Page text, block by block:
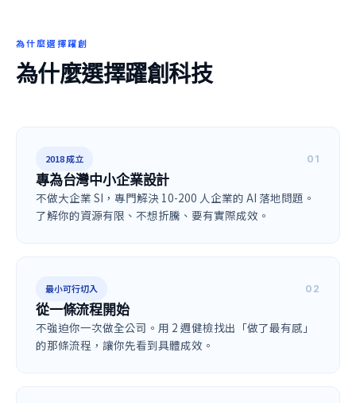
為什麼選擇躍創
為什麼選擇躍創科技
2018 成立 0 1
專為台灣中小企業設計
不做大企業 SI，專門解決 10-200 人企業的 AI 落地問題。
了解你的資源有限、不想折騰、要有實際成效。
最小可行切入 0 2
從一條流程開始
不強迫你一次做全公司。用 2 週健檢找出「做了最有感」
的那條流程，讓你先看到具體成效。